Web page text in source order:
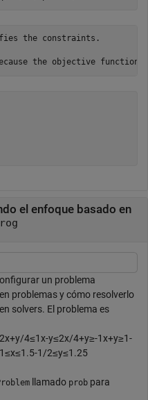
the constraints.
el enfoque basado en
un problema
problemas y cómo resolverlo
solvers. El problema es
2x+y/4≤1x-y≤2x/4+y≥-1x+y≥1-
≤x≤1 .5-1 /2≤y≤1 .25
llamado prob para